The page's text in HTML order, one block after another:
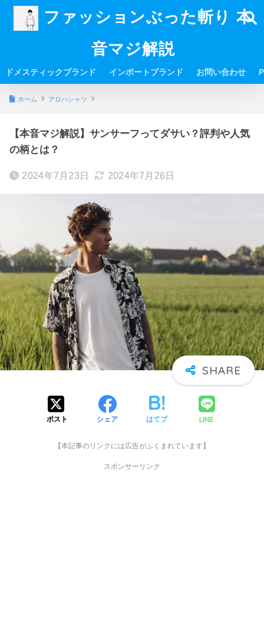
ファッションぶった斬り 本
音マジ解説
ドメスティックブランド インポートブランド お問い合わせ
ホーム アロハシャツ
【本音マジ解説】サンサーフってダサい？評判や人気
の柄とは？
2024年7月23日 2024年7月26日
ポスト シェア はてブ LINE
【本記事のリンクには広告がふくまれています】
スポンサーリンク